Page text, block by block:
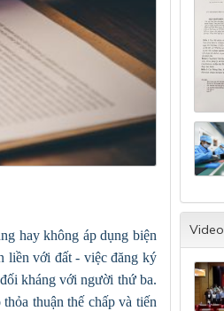
hay không áp dụng biện
liền với đất - việc đăng ký
kháng với người thứ ba.
thuận thế chấp và tiến
Video